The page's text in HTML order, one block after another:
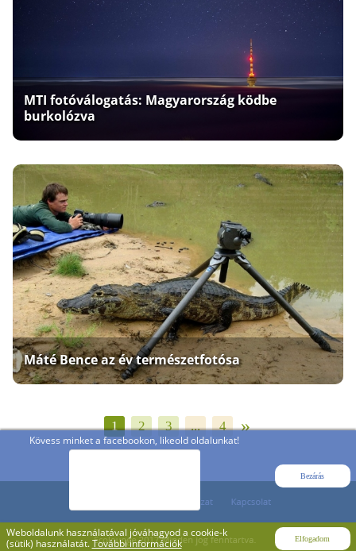
Kövess minket a facebookon, likeold oldalunkat!
Bezárás
Weboldalunk használatával jóváhagyod a cookie-k
(sütik) használatát.További információk Elfogadom
MTI fotóválogatás: Magyarország ködbe
burkolózva
Máté Bence az év természetfotósa
1 2 3 ... 4 »